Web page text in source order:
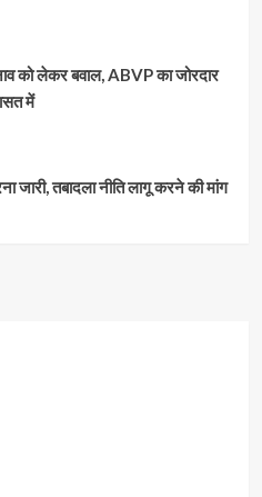
को लेकर बवाल, ABVP का जोरदार
में
जारी, तबादला नीति लागू करने की मांग